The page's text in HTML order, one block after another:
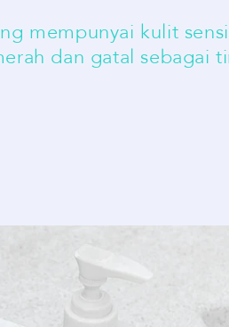
mempunyai kulit
dan gatal sebagai